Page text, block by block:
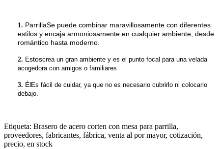
1. ParrillaSe puede combinar maravillosamente con diferentes
estilos y encaja armoniosamente en cualquier ambiente, desde
romántico hasta moderno.
2. Estoscrea un gran ambiente y es el punto focal para una velada
acogedora con amigos o familiares
3. ÉlEs fácil de cuidar, ya que no es necesario cubrirlo ni colocarlo
debajo.
Etiqueta: Brasero de acero corten con mesa para parrilla,
proveedores, fabricantes, fábrica, venta al por mayor, cotización,
precio, en stock